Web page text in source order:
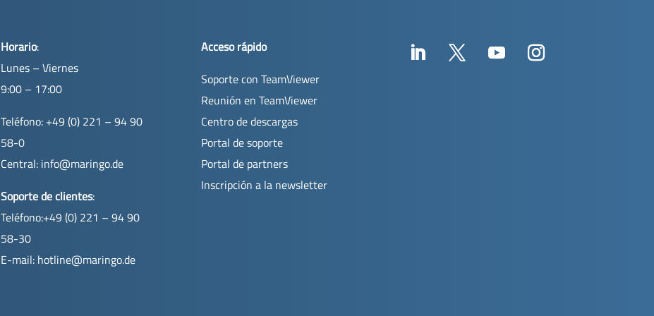
Horario:
Lunes – Viernes
9:00 – 17:00
Teléfono: +49 (0) 221 – 94 90
58-0
Central: info@maringo.de
Soporte de clientes:
Teléfono:+49 (0) 221 – 94 90
58-30
E-mail: hotline@maringo.de
Acceso rápido
Soporte con TeamViewer
Reunión en TeamViewer
Centro de descargas
Portal de soporte
Portal de partners
Inscripción a la newsletter